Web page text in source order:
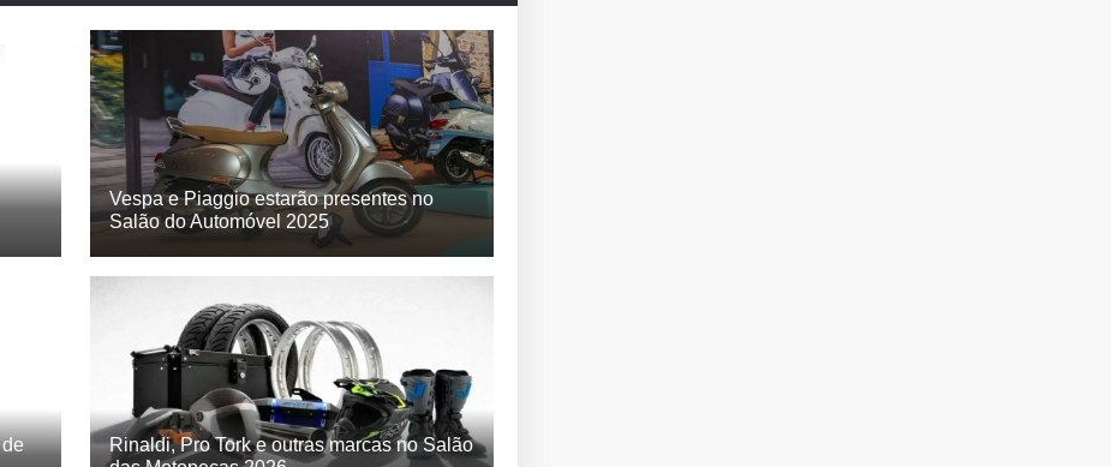
Vespa e Piaggio estarão presentes no
Salão do Automóvel 2025
Rinaldi, Pro Tork e outras marcas no Salão